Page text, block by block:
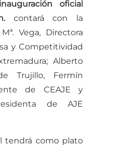
inauguración oficial
contará con la
Vega, Directora
y Competitividad
Alberto
Trujillo, Fermín
de CEAJE y
de AJE
tendrá como plato